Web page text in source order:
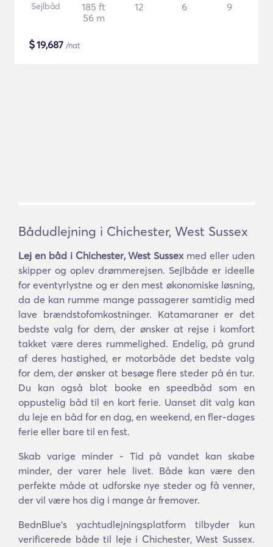
Sejlbåd
185 ft
56 m
12 6 9
$19,687 /nat
Bådudlejning i Chichester, West Sussex
Lej en båd i Chichester, West Sussexmed eller uden
skipper og oplev drømmerejsen. Sejlbåde er ideelle
for eventyrlystne og er den mest økonomiske løsning,
da de kan rumme mange passagerer samtidig med
lave brændstofomkostninger. Katamaraner er det
bedste valg for dem, der ønsker at rejse i komfort
takket være deres rummelighed. Endelig, på grund
af deres hastighed, er motorbåde det bedste valg
for dem, der ønsker at besøge flere steder på én tur.
Du kan også blot booke en speedbåd som en
oppustelig båd til en kort ferie. Uanset dit valg kan
du leje en båd for en dag, en weekend, en fler-dages
ferie eller bare til en fest.
Skab varige minder - Tid på vandet kan skabe
minder, der varer hele livet. Både kan være den
perfekte måde at udforske nye steder og få venner,
der vil være hos dig i mange år fremover.
BednBlue's yachtudlejningsplatform tilbyder kun
verificerede både til leje i Chichester, West Sussex.